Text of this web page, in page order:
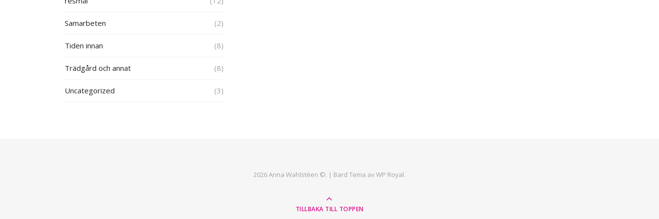
Samarbeten (2)
Tiden innan (8)
Trädgård och annat (8)
Uncategorized (3)
2026 Anna Wahlstéen ©. | Bard Tema avWP Royal.
TILLBAKA TILL TOPPEN